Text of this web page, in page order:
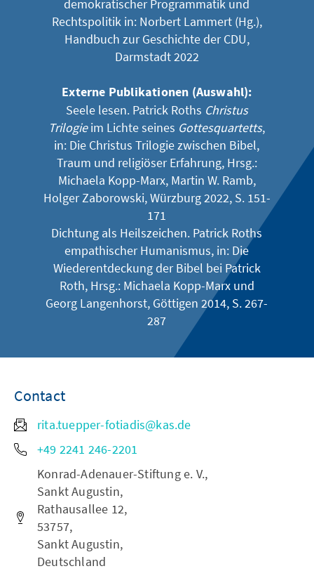
demokratischer Programmatik und
Rechtspolitik in: Norbert Lammert (Hg.),
Handbuch zur Geschichte der CDU,
Darmstadt 2022
Externe Publikationen (Auswahl):
Seele lesen. Patrick Roths Christus
Trilogieim Lichte seines Gottesquartetts,
in: Die Christus Trilogie zwischen Bibel,
Traum und religiöser Erfahrung, Hrsg.:
Michaela Kopp-Marx, Martin W. Ramb,
Holger Zaborowski, Würzburg 2022, S. 151-
171
Dichtung als Heilszeichen. Patrick Roths
empathischer Humanismus, in: Die
Wiederentdeckung der Bibel bei Patrick
Roth, Hrsg.: Michaela Kopp-Marx und
Georg Langenhorst, Göttigen 2014, S. 267-
287
Contact
rita.tuepper-fotiadis@kas.de
+49 2241 246-2201
Konrad-Adenauer-Stiftung e. V.,
Sankt Augustin,
Rathausallee 12,
53757,
Sankt Augustin,
Deutschland